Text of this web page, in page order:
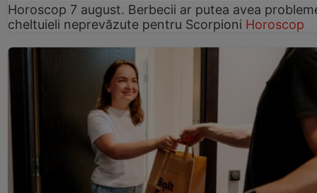
Horoscop 7 august. Berbecii ar putea avea
cheltuieli neprevăzute pentru Scorpioni Horoscop